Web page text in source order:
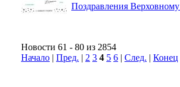
Поздравления
Новости 61 - 80 из 2854
Начало | Пред. | 2 3 4 5 6 | След. | Конец